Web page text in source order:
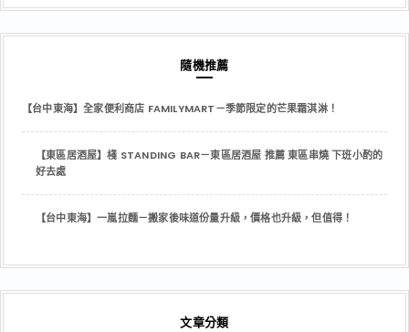
隨機推薦
【台中東海】全家便利商店 FAMILYMART－季節限定的芒果霜淇淋！
【東區居酒屋】棧 STANDING BAR－東區居酒屋 推薦 東區串燒 下班小酌的
好去處
【台中東海】一嵐拉麵－搬家後味道份量升級，價格也升級，但值得！
文章分類